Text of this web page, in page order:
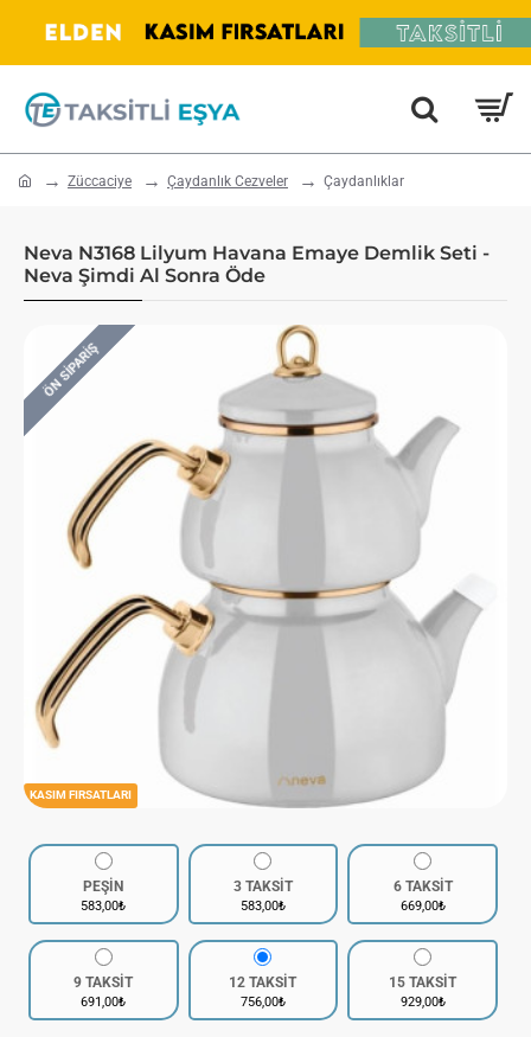
home Züccaciye Çaydanlık Cezveler Çaydanlıklar
Neva N3168 Lilyum Havana Emaye Demlik Seti -
Neva Şimdi Al Sonra Öde
KASIM FIRSATLARI
ÖN SIPARIŞ
PEŞİN
583,00₺
3 TAKSİT
583,00₺
6 TAKSİT
669,00₺
9 TAKSİT
691,00₺
12 TAKSİT
756,00₺
15 TAKSİT
929,00₺